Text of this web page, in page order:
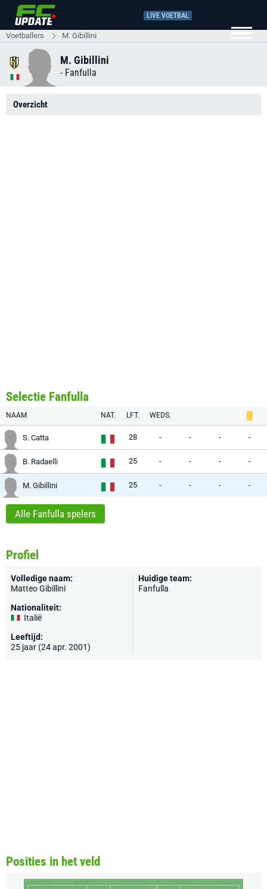
LIVE VOETBAL
Voetballers M. Gibillini
M. Gibillini
- Fanfulla
Overzicht
Selectie Fanfulla
NAAM NAT. LFT. WEDS.
S. Catta 28 - - - -
B. Radaelli 25 - - - -
M. Gibillini 25 - - - -
Alle Fanfulla spelers
Profiel
Volledige naam:
Matteo Gibillini
Nationaliteit:
Italië
Leeftijd:
25 jaar (24 apr. 2001)
Huidige team:
Fanfulla
Posities in het veld